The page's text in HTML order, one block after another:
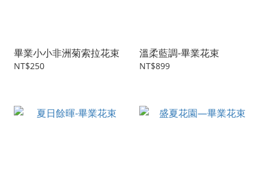
畢業小小非洲菊索拉花束
NT$250
溫柔藍調-畢業花束
NT$899